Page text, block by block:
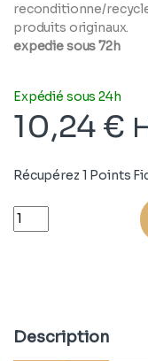
reconditionne/
produits originaux.
expedie sous 72h
Expédié sous 24h
10,24 €
Récupérez 1 Points
Quantity
Description